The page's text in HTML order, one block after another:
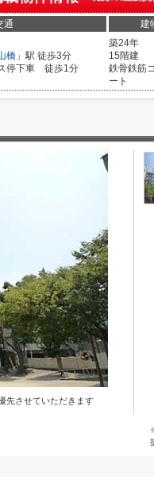
通 建
橋 」駅 徒歩3分
停下車 徒歩1分
築24年
15階建
鉄骨鉄筋
ート
先させていただきます